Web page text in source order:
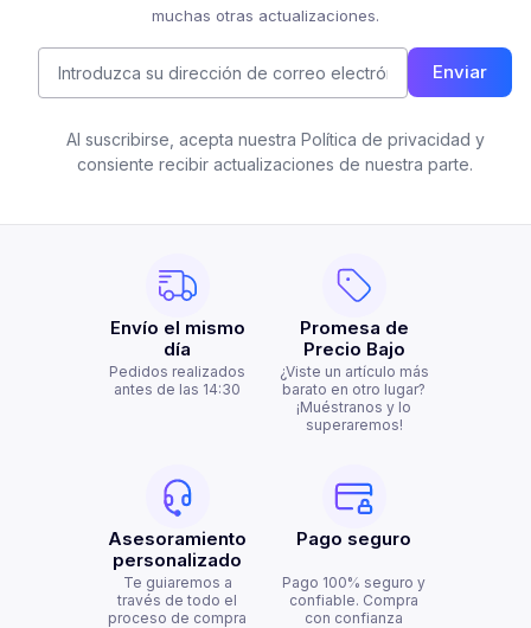
muchas otras actualizaciones.
Enviar
Al suscribirse, acepta nuestra Política de privacidad y
consiente recibir actualizaciones de nuestra parte.
Envío el mismo
día
Pedidos realizados
antes de las 14:30
Promesa de
Precio Bajo
¿Viste un artículo más
barato en otro lugar?
¡Muéstranos y lo
superaremos!
Asesoramiento
personalizado
Te guiaremos a
través de todo el
proceso de compra
Pago seguro
Pago 100% seguro y
confiable. Compra
con confianza